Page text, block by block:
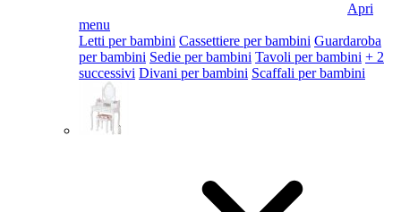
Apri
menu
Letti per bambini Cassettiere per bambini Guardaroba
per bambini Sedie per bambini Tavoli per bambini + 2
successivi Divani per bambini Scaffali per bambini